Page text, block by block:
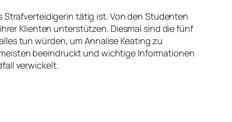
tätig ist. Von den Studenten
Klienten unterstützen. Diesmal sind die fünf
tun würden, um Annalise Keating zu
beeindruckt und wichtige Informationen
verwickelt.